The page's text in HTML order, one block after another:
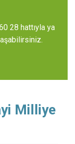
28 hattıyla ya
Milliye